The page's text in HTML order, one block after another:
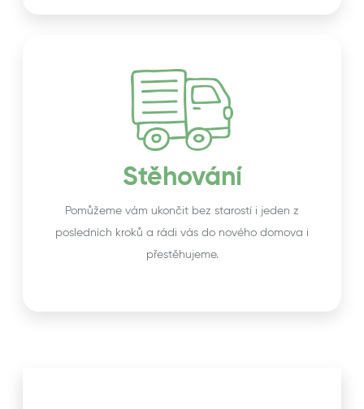
Stěhování
Pomůžeme vám ukončit bez starostí i jeden z
posledních kroků a rádi vás do nového domova i
přestěhujeme.